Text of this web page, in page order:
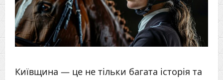
Київщина — це не тільки багата історія та